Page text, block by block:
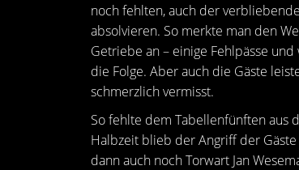
noch fehlten, auch der
absolvieren. So merkte man den
Getriebe an – einige Fehlpässe
die Folge. Aber auch die Gäste
schmerzlich vermisst.
So fehlte dem Tabellenfünften aus
Halbzeit blieb der Angriff der
dann auch noch Torwart Jan